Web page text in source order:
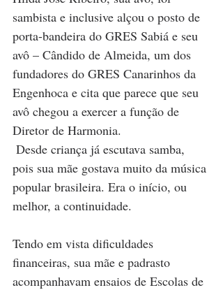
sambista e inclusive alçou o posto de
porta-bandeira do GRES Sabiá e seu
avô – Cândido de Almeida, um dos
fundadores do GRES Canarinhos da
Engenhoca e cita que parece que seu
avô chegou a exercer a função de
Diretor de Harmonia.
pois sua mãe gostava muito da música
popular brasileira. Era o início, ou
melhor, a continuidade.
Tendo em vista dificuldades
financeiras, sua mãe e padrasto
acompanhavam ensaios de Escolas de